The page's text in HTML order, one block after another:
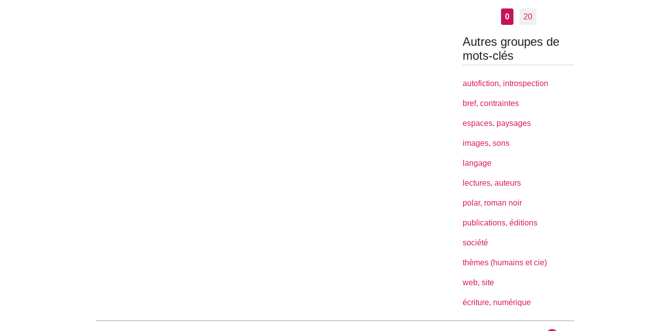
0 20
Autres groupes de
mots-clés
autofiction, introspection
bref, contraintes
espaces, paysages
images, sons
langage
lectures, auteurs
polar, roman noir
publications, éditions
société
thèmes (humains et cie)
web, site
écriture, numérique